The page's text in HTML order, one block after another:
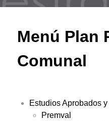
Menú Plan
Comunal
Estudios Aprobados
Premval